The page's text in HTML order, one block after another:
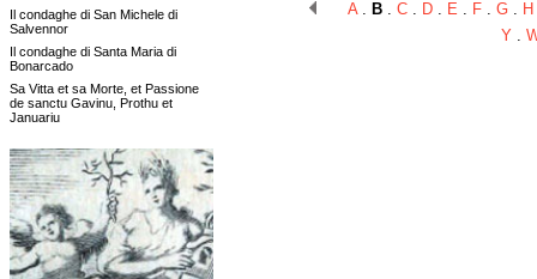
Il condaghe di San Michele di
Salvennor
Il condaghe di Santa Maria di
Bonarcado
Sa Vitta et sa Morte, et Passione
de sanctu Gavinu, Prothu et
Januariu
A. B. C. D. E . F. G. H
Y .